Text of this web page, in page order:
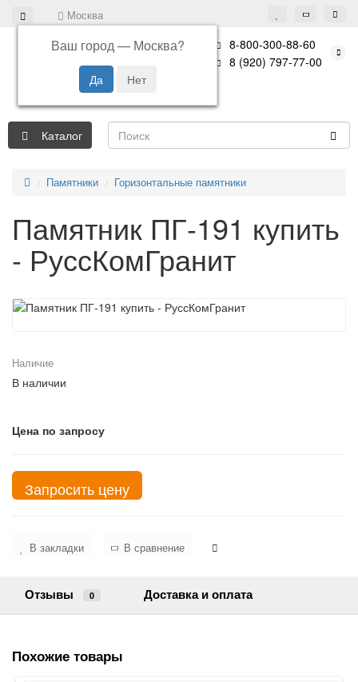
Москва
Ваш город — Москва?
8-800-300-88-60
8 (920) 797-77-00
Каталог
Памятники Горизонтальные памятники
Памятник ПГ-191 купить
- РуссКомГранит
Наличие
В наличии
Цена по запросу
Запросить цену
В закладки В сравнение
Отзывы 0 Доставка и оплата
Похожие товары